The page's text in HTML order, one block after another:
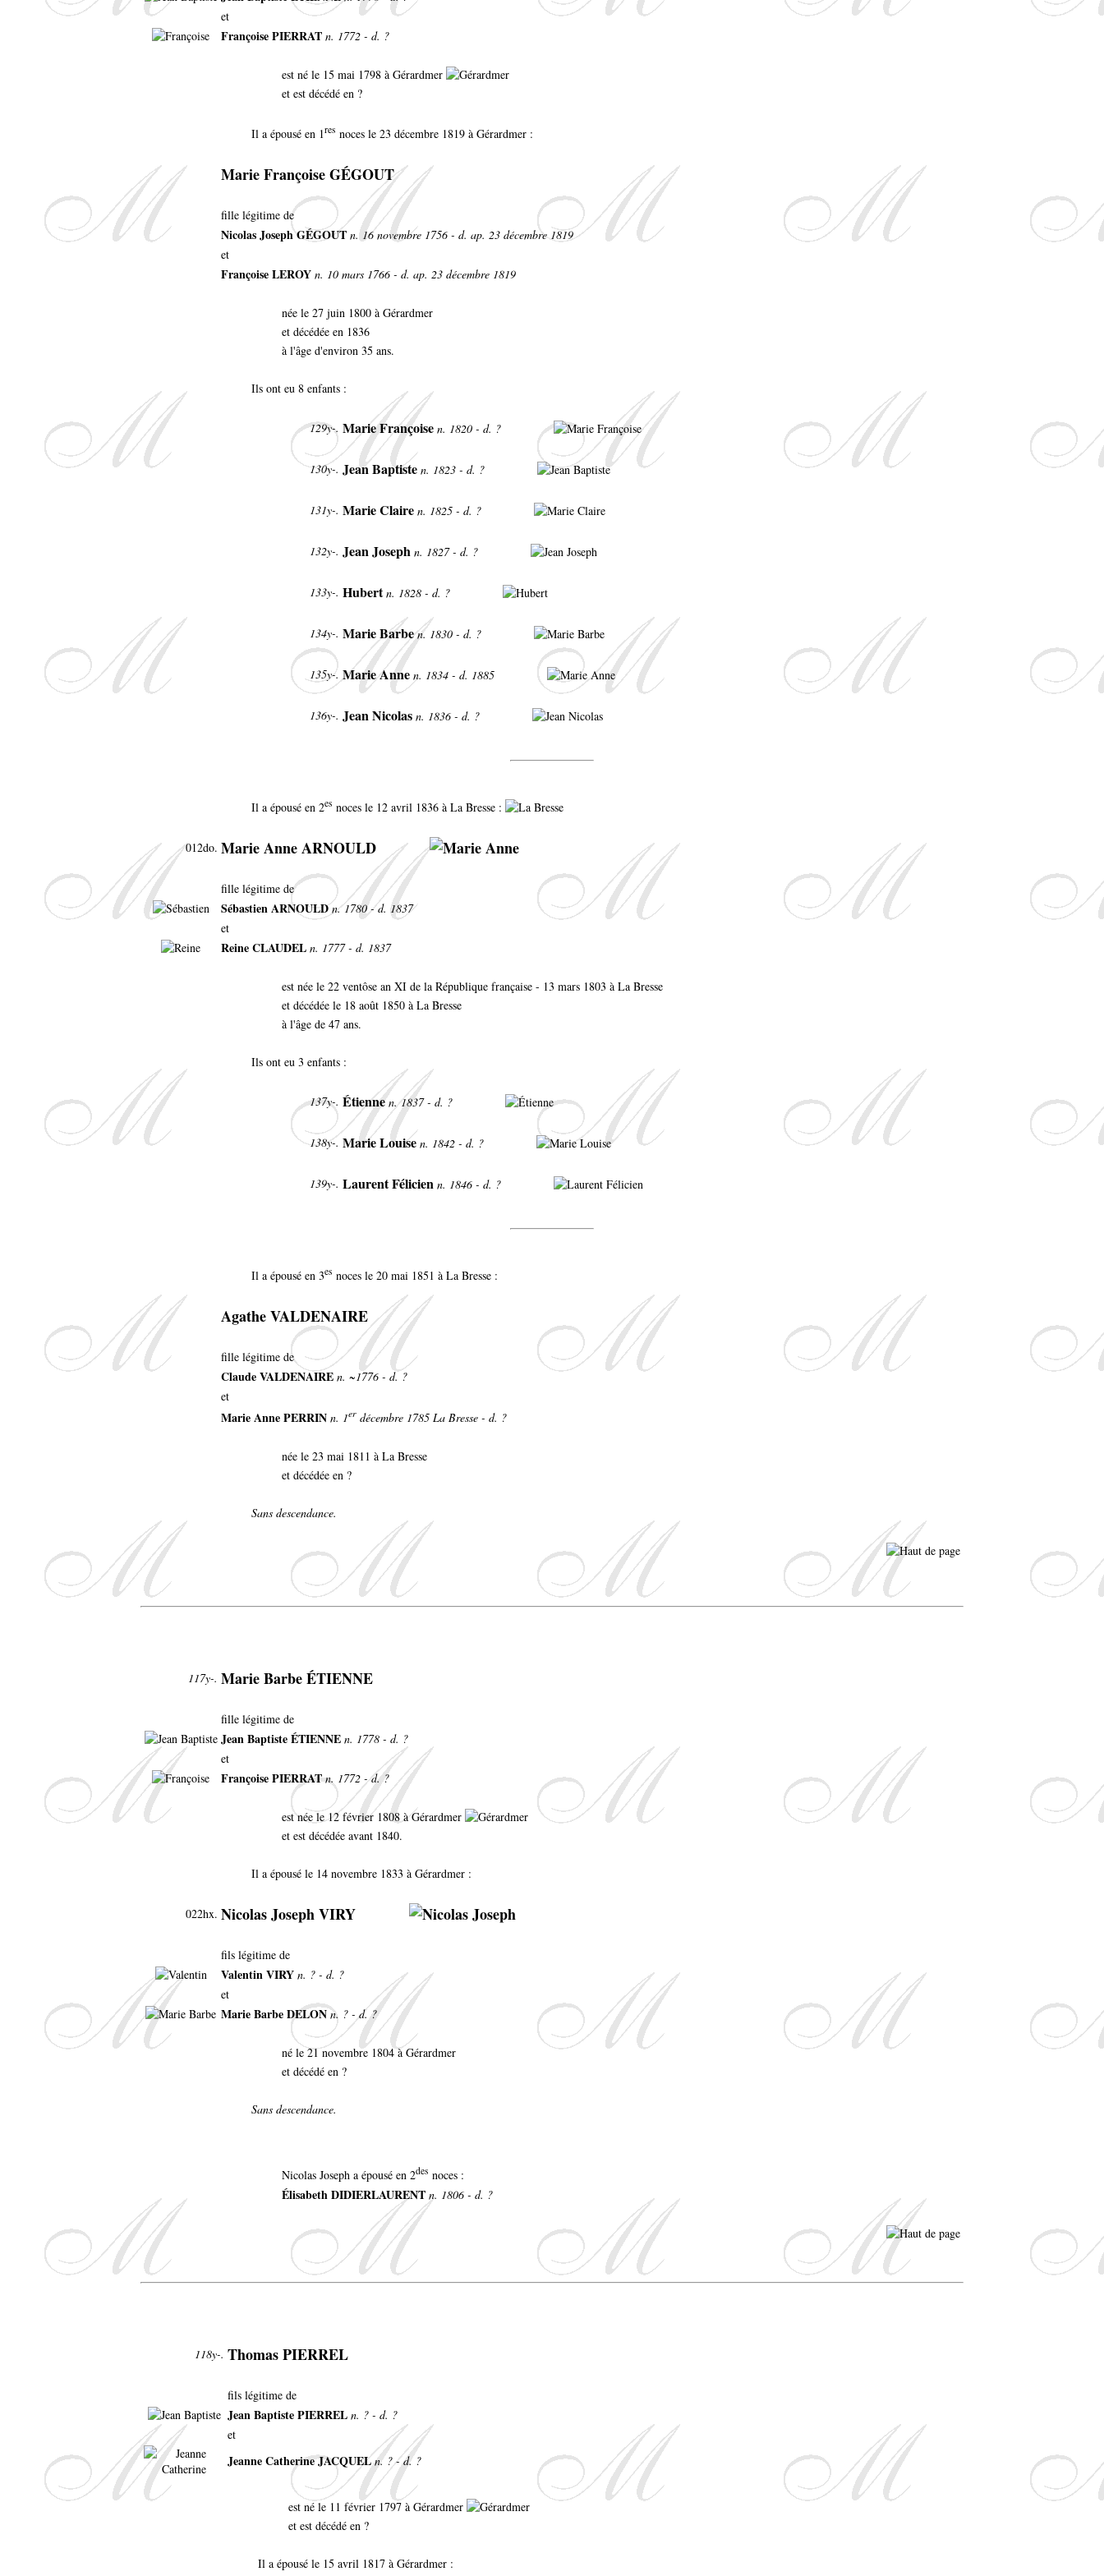
et
Françoise PIERRAT n. 1772 - d. ?
est né le 15 mai 1798 à Gérardmer
et est décédé en ?
Il a épousé en 1res noces le 23 décembre 1819 à Gérardmer :
Marie Françoise GÉGOUT
fille légitime de
Nicolas Joseph GÉGOUT n. 16 novembre 1756 - d. ap. 23 décembre 1819
et
Françoise LEROY n. 10 mars 1766 - d. ap. 23 décembre 1819
née le 27 juin 1800 à Gérardmer
et décédée en 1836
à l'âge d'environ 35 ans.
Ils ont eu 8 enfants :
129y-. Marie Françoise n. 1820 - d. ?
130y-. Jean Baptiste n. 1823 - d. ?
131y-. Marie Claire n. 1825 - d. ?
132y-. Jean Joseph n. 1827 - d. ?
133y-. Hubertn. 1828 - d. ?
134y-. Marie Barben. 1830 - d. ?
135y-. Marie Anne n. 1834 - d. 1885
136y-. Jean Nicolas n. 1836 - d. ?
Il a épousé en 2es noces le 12 avril 1836 à La Bresse :
012do. Marie Anne ARNOULD
fille légitime de
Sébastien ARNOULDn. 1780 - d. 1837
et
Reine CLAUDEL n. 1777 - d. 1837
est née le 22 ventôse an XI de la République française - 13 mars 1803 à La Bresse
et décédée le 18 août 1850 à La Bresse
à l'âge de 47 ans.
Ils ont eu 3 enfants :
137y-. Étiennen. 1837 - d. ?
138y-. Marie Louise n. 1842 - d. ?
139y-. Laurent Félicien n. 1846 - d. ?
Il a épousé en 3es noces le 20 mai 1851 à La Bresse :
Agathe VALDENAIRE
fille légitime de
Claude VALDENAIRE n. ~1776 - d. ?
et
Marie Anne PERRIN n. 1er décembre 1785 La Bresse - d. ?
née le 23 mai 1811 à La Bresse
et décédée en ?
Sans descendance.
117y-. Marie Barbe ÉTIENNE
fille légitime de
Jean Baptiste ÉTIENNE n. 1778 - d. ?
et
Françoise PIERRATn. 1772 - d. ?
est née le 12 février 1808 à Gérardmer
et est décédée avant 1840.
Il a épousé le 14 novembre 1833 à Gérardmer :
022hx. Nicolas Joseph VIRY
fils légitime de
Valentin VIRY n. ? - d. ?
et
Marie Barbe DELONn. ? - d. ?
né le 21 novembre 1804 à Gérardmer
et décédé en ?
Sans descendance.
Nicolas Joseph a épousé en 2des noces :
Élisabeth DIDIERLAURENT n. 1806 - d. ?
118y-. Thomas PIERREL
fils légitime de
Jean Baptiste PIERREL n. ? - d. ?
et
Jeanne Catherine JACQUELn. ? - d. ?
est né le 11 février 1797 à Gérardmer
et est décédé en ?
Il a épousé le 15 avril 1817 à Gérardmer :